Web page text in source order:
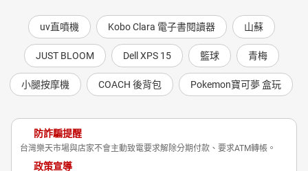
uv直噴機 Kobo Clara 電子書閱讀器 山蘇
JUST BLOOM Dell XPS 15 籃球 青梅
小腿按摩機 COACH 後背包 Pokemon寶可夢 盒玩
防詐騙提醒
台灣樂天市場與店家不會主動致電要求解除分期付款、要求ATM轉帳。
政策宣導